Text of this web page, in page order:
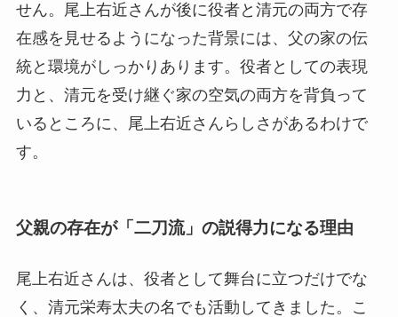
せん。尾上右近さんが後に役者と清元の両方で存
在感を見せるようになった背景には、父の家の伝
統と環境がしっかりあります。役者としての表現
力と、清元を受け継ぐ家の空気の両方を背負って
いるところに、尾上右近さんらしさがあるわけで
す。
父親の存在が「二刀流」の説得力になる理由
尾上右近さんは、役者として舞台に立つだけでな
く、清元栄寿太夫の名でも活動してきました。こ